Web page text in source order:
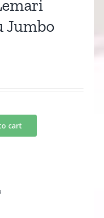
Jumbo
cart